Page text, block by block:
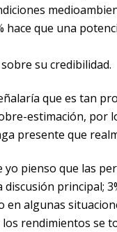
hace que una
su credibilidad.
que es tan
estimación, por
presente que
pienso que las
principal;
en algunas
rendimientos se